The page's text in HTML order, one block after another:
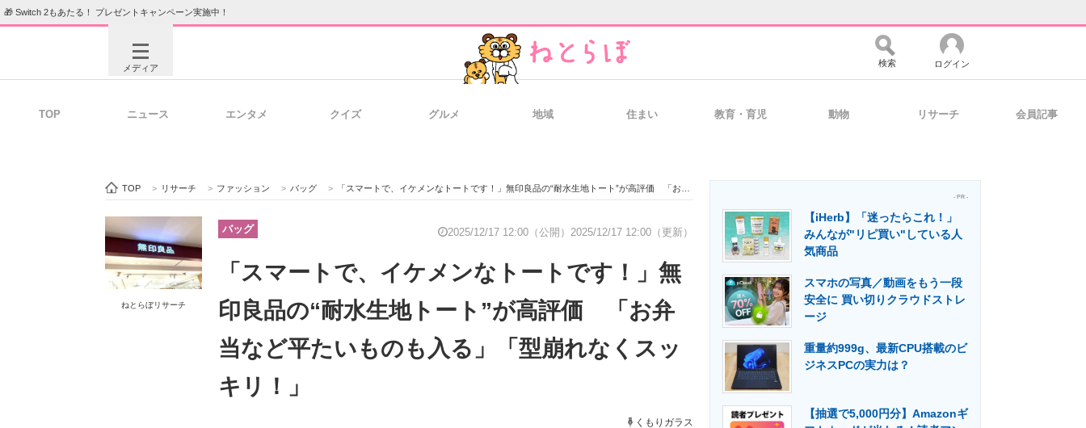
🎁 Switch 2もあたる！ プレゼントキャンペーン実施中！
メディア
ビジネスと働き方のヒント 経営リーダーのコミュニティ マーケ×ITの今がよく分かる
ITエンジニア向け専門サイト 企業向けIT製品の総合サイト IT製品の技術・比較・事例 製造業のIT導入・活用を支援
エネルギーの専門メディア 建設×テクノロジーの最前線
検索 ログイン
TOP ニュース エンタメ クイズ グルメ 地域 住まい 教育・育児 動物 リサーチ 会員記事
TOP > リサーチ > ファッション > バッグ > 「スマートで、イケメンなトートです！」無印良品の“耐水生地トート”が高評価 「お弁当など平たいものも入る」「型崩れなくスッキリ！」
ねとらぼリサーチ
バッグ 2025/12/17 12:00（公開） 2025/12/17 12:00（更新）
「スマートで、イケメンなトートです！」無
印良品の“耐水生地トート”が高評価 「お弁
当など平たいものも入る」「型崩れなくスッ
キリ！」
くもりガラス
- PR -
【iHerb】「迷ったらこれ！」
みんなが"リピ買い"している人
気商品
スマホの写真／動画をもう一段
安全に 買い切りクラウドストレ
ージ
重量約999g、最新CPU搭載のビ
ジネスPCの実力は？
【抽選で5,000円分】Amazonギ